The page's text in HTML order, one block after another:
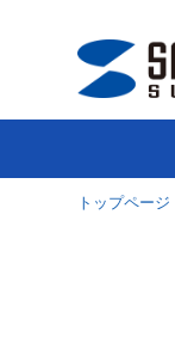
トップページ